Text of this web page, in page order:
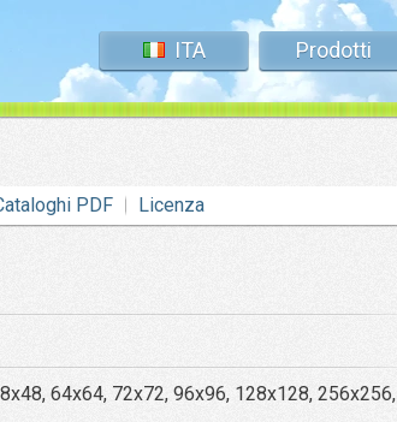
ITA Prodotti
PDF Licenza
64x64, 72x72, 96x96, 128x128, 256x256,